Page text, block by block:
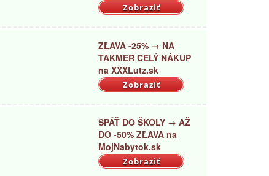
Zobraziť
ZĽAVA -25% → NA
TAKMER CELÝ NÁKUP
na XXXLutz.sk
Zobraziť
SPÄŤ DO ŠKOLY → AŽ
DO -50% ZĽAVA na
MojNabytok.sk
Zobraziť